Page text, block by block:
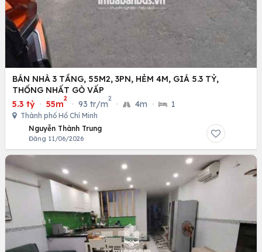
BÁN NHÀ 3 TẦNG, 55M2, 3PN, HẺM 4M, GIÁ 5.3 TỶ,
THỐNG NHẤT GÒ VẤP
5.3 tỷ · 55m
2
· 93 tr/m
2
· 4m · 1
Thành phố Hồ Chí Minh
Nguyễn Thành Trung
Đăng 11/06/2026